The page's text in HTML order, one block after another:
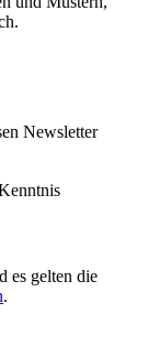
Newsletter
es gelten die
.